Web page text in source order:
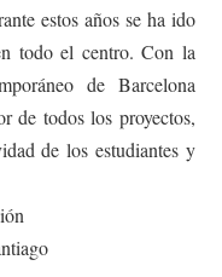
estos años se ha ido
todo el centro. Con la
de Barcelona
de todos los proyectos,
de los estudiantes y